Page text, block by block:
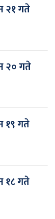
२१ गते
२० गते
१९ गते
१८ गते